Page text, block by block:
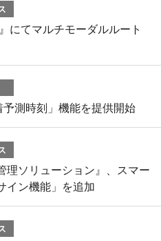
にてマルチモーダルルート
予測時刻」機能を提供開始
理ソリューション』、スマー
イン機能」を追加